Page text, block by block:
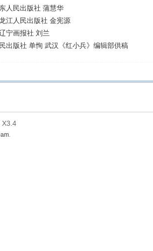
人民出版社 蒲慧华
江人民出版社 金宪源
宁画报社 刘兰
出版社 单恂 武汉《红小兵》编辑部供稿
X3.4
.